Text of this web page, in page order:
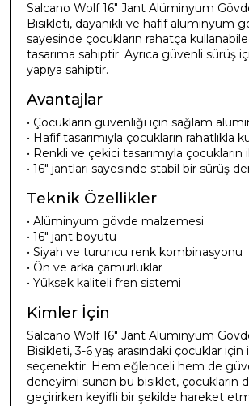
Salcano Wolf 16" Jant Alüminyum
Bisikleti, dayanıklı ve hafif alüminyum
sayesinde çocukların rahatça
tasarıma sahiptir. Ayrıca güvenli sürüş
yapıya sahiptir.
Avantajlar
• Çocukların güvenliği için sağlam
• Hafif tasarımıyla çocukların rahatlıkla
• Renkli ve çekici tasarımıyla
• 16" jantları sayesinde stabil bir sürüş
Teknik Özellikler
• Alüminyum gövde malzemesi
• 16" jant boyutu
• Siyah ve turuncu renk kombinasyonu
• Ön ve arka çamurluklar
• Yüksek kaliteli fren sistemi
Kimler İçin
Salcano Wolf 16" Jant Alüminyum
Bisikleti, 3-6 yaş arasındaki çocuklar için
seçenektir. Hem eğlenceli hem de
deneyimi sunan bu bisiklet, çocukların
geçirirken keyifli bir şekilde hareket